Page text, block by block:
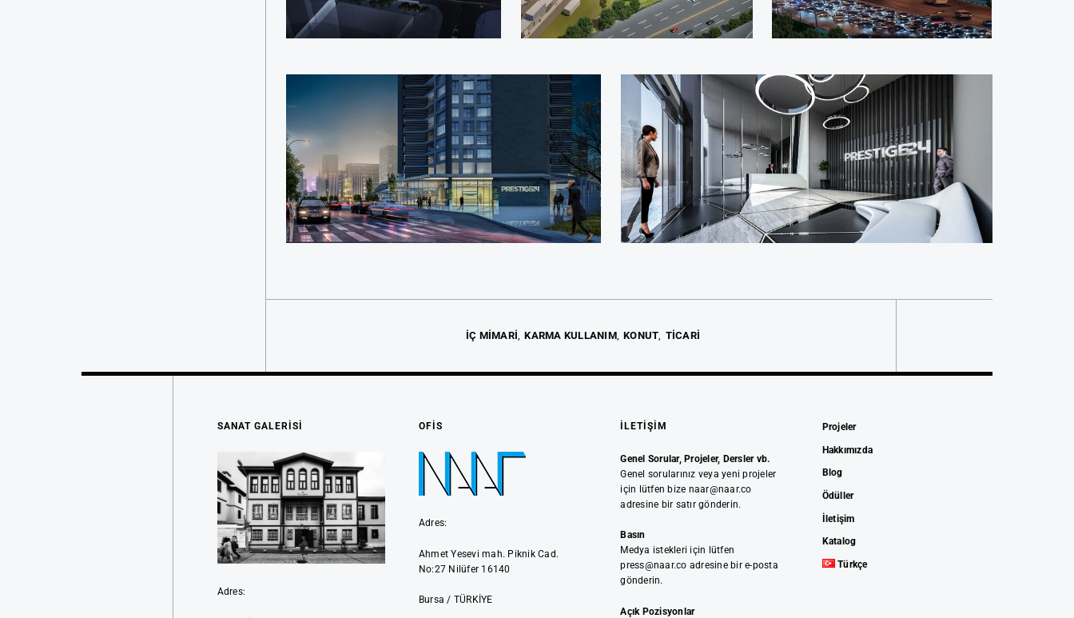
İÇ MİMARİ KARMA KULLANIM KONUT TİCARİ
SANAT GALERİSİ
Adres:
OFIS
Adres:
Ahmet Yesevi mah. Piknik Cad.
No:27 Nilüfer 16140
Bursa / TÜRKİYE
İLETIŞIM
Genel Sorular, Projeler, Dersler vb.
Genel sorularınız veya yeni projeler
için lütfen bize naar@naar.co
adresine bir satır gönderin.
Basın
Medya istekleri için lütfen
press@naar.co adresine bir e-posta
gönderin.
Açık Pozisyonlar
Projeler
Hakkımızda
Blog
Ödüller
İletişim
Katalog
Türkçe